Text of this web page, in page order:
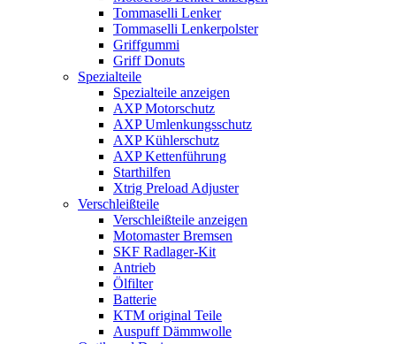
Tommaselli Lenker
Tommaselli Lenkerpolster
Griffgummi
Griff Donuts
Spezialteile
Spezialteile anzeigen
AXP Motorschutz
AXP Umlenkungsschutz
AXP Kühlerschutz
AXP Kettenführung
Starthilfen
Xtrig Preload Adjuster
Verschleißteile
Verschleißteile anzeigen
Motomaster Bremsen
SKF Radlager-Kit
Antrieb
Ölfilter
Batterie
KTM original Teile
Auspuff Dämmwolle